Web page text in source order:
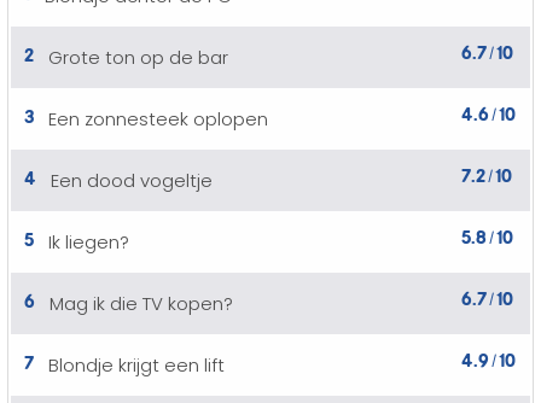
2 Grote ton op de bar 6.7/10
3 Een zonnesteek oplopen 4.6 /10
4 Een dood vogeltje 7.2/10
5 Ik liegen? 5.8/10
6 Mag ik die TV kopen? 6.7/10
7 Blondje krijgt een lift 4.9 /10